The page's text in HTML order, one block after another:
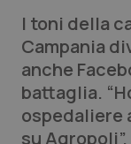
QS Pro
Professionisti
I toni della
Campania
anche
battaglia.
ospedaliere
su